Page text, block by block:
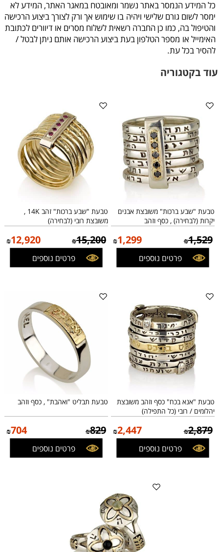
כל המידע הנמסר באתר נשמר ומאובטח במאגר האתר, המידע לא
ימסר לשום גורם שלישי ויהיה בו שימוש אך ורק לצורך ביצוע הרכישה
והטיפול בה, כמו כן החברה רשאית לשלוח מסרים או דיוורים לכתובת
האימייל או מספר הטלפון בעת ביצוע הרכישה אותם ניתן לבטל /
להסיר בכל עת.
עוד בקטגוריה
טבעת "שבע ברכות" משובצת אבנים
יקרות (לבחירה) , כסף וזהב
₪1,529
₪1,299
פרטים נוספים
טבעת "שבע ברכות" זהב 14K ,
משובצת רובי (לבחירה)
₪15,200
₪12,920
פרטים נוספים
טבעת "אנא בכח" כסף וזהב משובצת
יהלומים / רובי (כל התפילה)
₪2,879
₪2,447
פרטים נוספים
טבעת תבליט "ואהבת" , כסף וזהב
₪829
₪704
פרטים נוספים